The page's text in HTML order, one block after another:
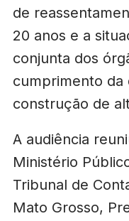
de
20 anos e a
conjunta dos
cumprimento da
construção de
A audiência
Ministério
Tribunal de
Mato Grosso,